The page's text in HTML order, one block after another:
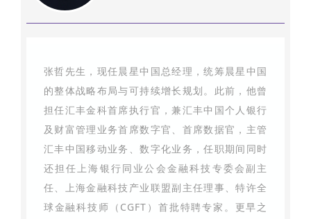
张哲先生，现任晨星中国总经理，统筹晨星中国
的整体战略布局与可持续增长规划。此前，他曾
担任汇丰金科首席执行官，兼汇丰中国个人银行
及财富管理业务首席数字官、首席数据官，主管
汇丰中国移动业务、数字化业务，任职期间同时
还担任上海银行同业公会金融科技专委会副主
任、上海金融科技产业联盟副主任理事、特许全
球金融科技师（CGFT）首批特聘专家。更早之